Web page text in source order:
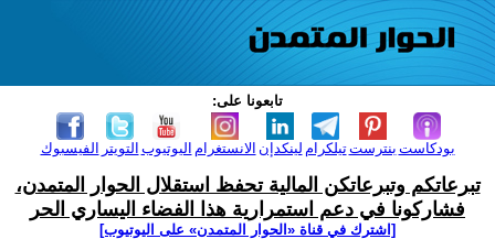
تابعونا على:
الفيسبوك التويتر اليوتيوب الانستغرام لينكدإن تيلكرامبنترست بودكاست
تبرعاتكم وتبرعاتكن المالية تحفظ استقلال الحوار المتمدن،
فشاركونا في دعم استمرارية هذا الفضاء اليساري الحر
[اشترك في قناة ‫«الحوار المتمدن» على اليوتيوب]